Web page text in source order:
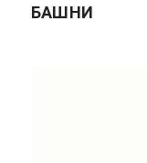
БАШНИ